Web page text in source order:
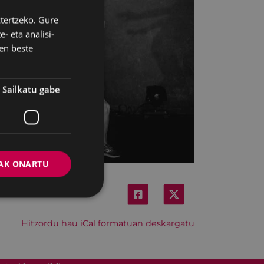
Hitzordu hau iCal formatuan deskargatu
BASQUE
SPANISH
Gure
eta analisi-
beste
Sailkatu gabe
ONARTU